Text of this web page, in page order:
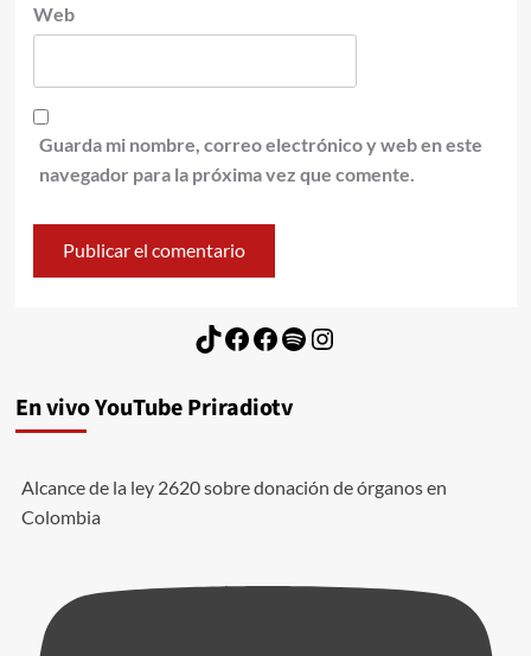
Web
Guarda mi nombre, correo electrónico y web en este
navegador para la próxima vez que comente.
TikTok
Facebook
Facebook
Spotify
Instagram
En vivo YouTube Priradiotv
Alcance de la ley 2620 sobre donación de órganos en
Colombia